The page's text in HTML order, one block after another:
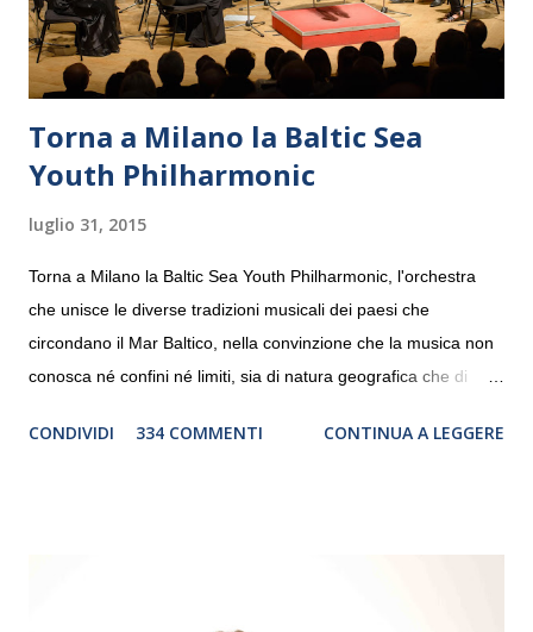
Torna a Milano la Baltic Sea
Youth Philharmonic
luglio 31, 2015
Torna a Milano la Baltic Sea Youth Philharmonic, l'orchestra
che unisce le diverse tradizioni musicali dei paesi che
circondano il Mar Baltico, nella convinzione che la musica non
conosca né confini né limiti, sia di natura geografica che di
debutterà il 10 settembre a Heiden, in Germania, e toccherà, in
CONDIVIDI 334 COMMENTI CONTINUA A LEGGERE